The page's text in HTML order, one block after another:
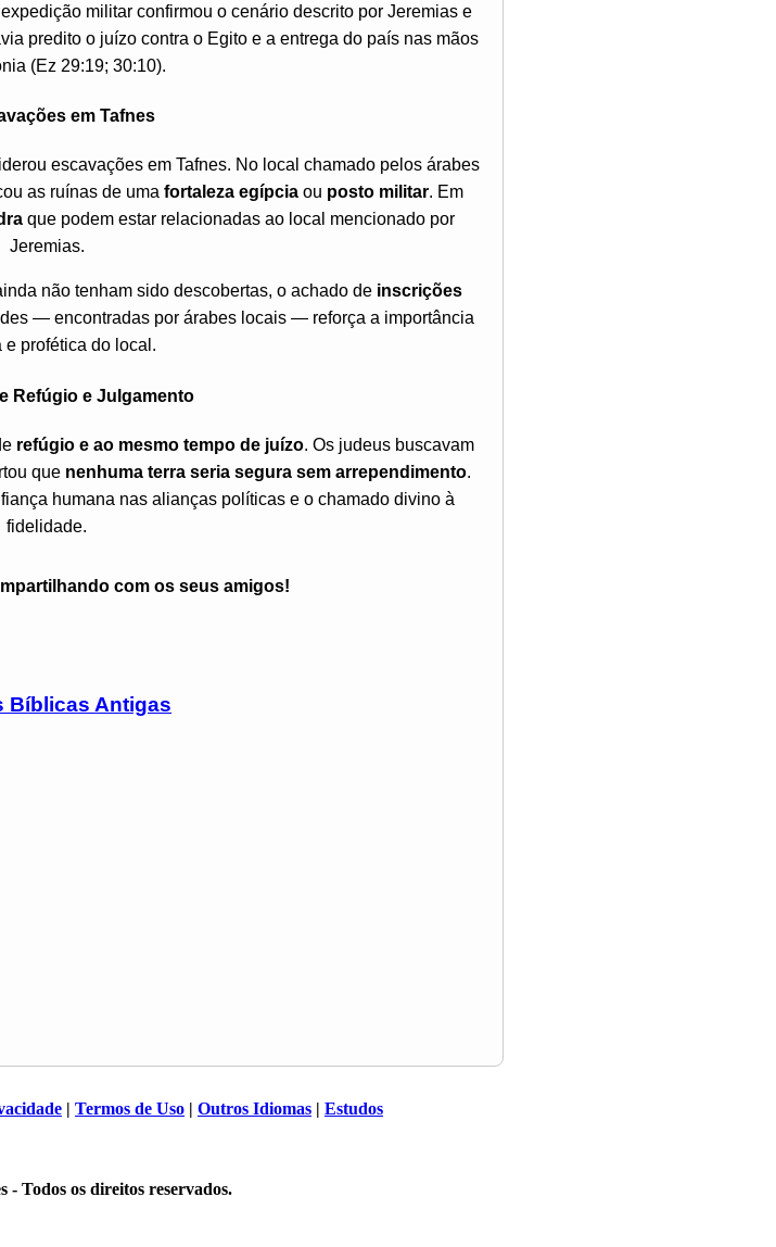
militar confirmou o cenário descrito por Jeremias e
predito o juízo contra o Egito e a entrega do país nas mãos
(Ez 29:19; 30:10).
em Tafnes
escavações em Tafnes. No local chamado pelos árabes
as ruínas de uma fortaleza egípciaou posto militar. Em
que podem estar relacionadas ao local mencionado por
Jeremias.
não tenham sido descobertas, o achado de inscrições
— encontradas por árabes locais — reforça a importância
e profética do local.
Refúgio e Julgamento
refúgio e ao mesmo tempo de juízo. Os judeus buscavam
que nenhuma terra seria segura sem arrependimento.
humana nas alianças políticas e o chamado divino à
fidelidade.
com os seus amigos!
Bíblicas Antigas
| Termos de Uso | Outros Idiomas | Estudos
- Todos os direitos reservados.